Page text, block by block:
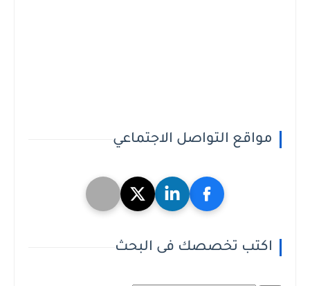
مواقع التواصل الاجتماعي
اكتب تخصصك فى البحث